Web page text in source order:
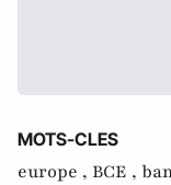
MOTS-CLES
europe , BCE ,